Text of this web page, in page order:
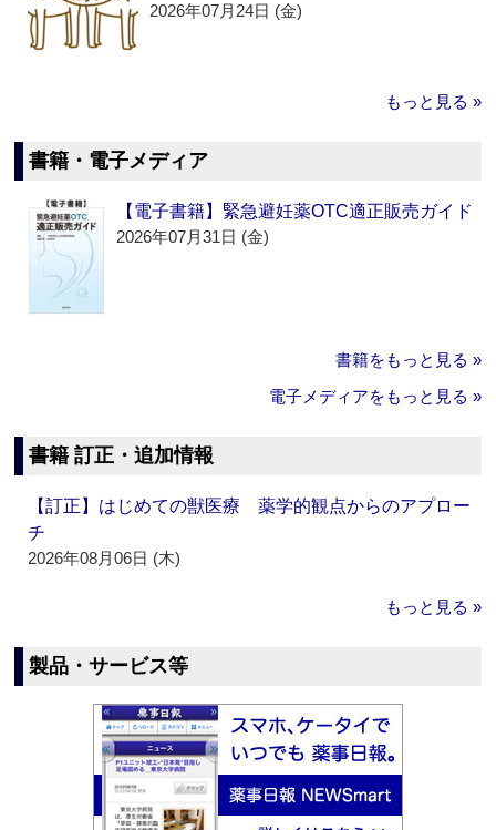
2026年07月24日 (金)
もっと見る »
書籍・電子メディア
【電子書籍】緊急避妊薬OTC適正販売ガイド
2026年07月31日 (金)
書籍をもっと見る »
電子メディアをもっと見る »
書籍 訂正・追加情報
【訂正】はじめての獣医療 薬学的観点からのアプロー
チ
2026年08月06日 (木)
もっと見る »
製品・サービス等